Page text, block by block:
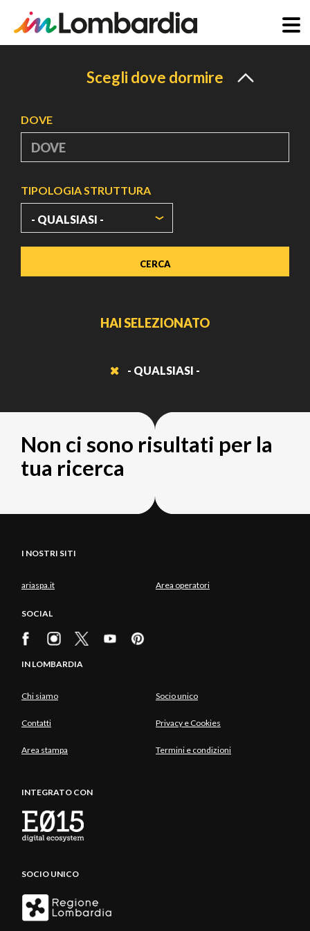
Scegli dove dormire
DOVE
TIPOLOGIA STRUTTURA
HAI SELEZIONATO
- QUALSIASI -
Non ci sono risultati per la
tua ricerca
I NOSTRI SITI
ariaspa.it Area operatori
SOCIAL
IN LOMBARDIA
Chi siamo Socio unico
Contatti Privacy e Cookies
Area stampa Termini e condizioni
INTEGRATO CON
SOCIO UNICO